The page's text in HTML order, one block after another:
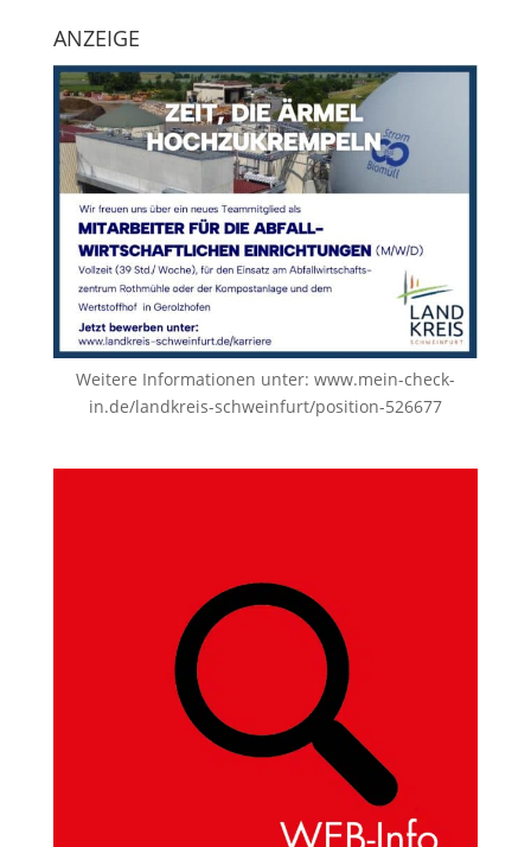
ANZEIGE
Weitere Informationen unter: www.mein-check-
in.de/landkreis-schweinfurt/position-526677